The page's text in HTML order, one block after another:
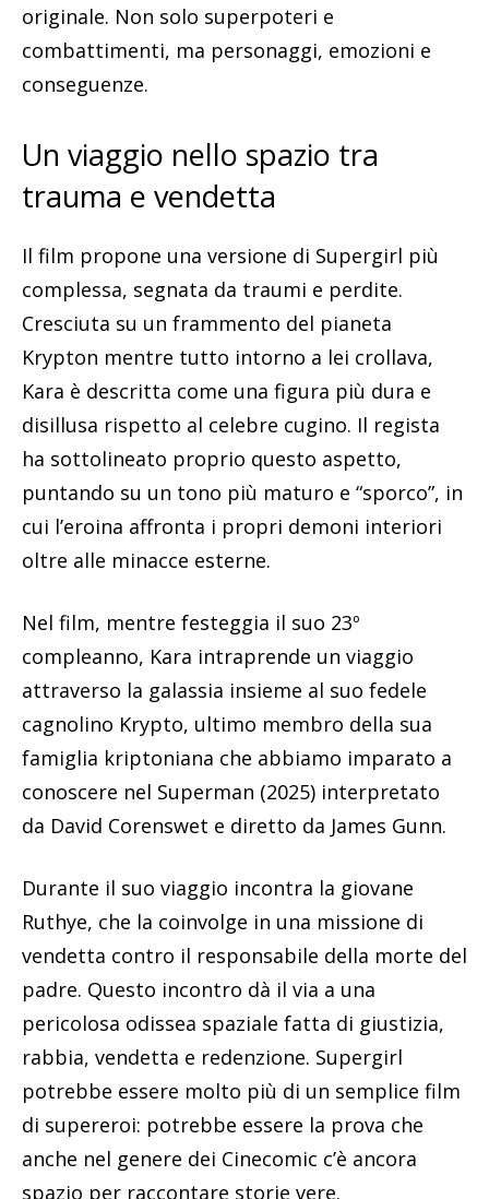
originale. Non solo superpoteri e
combattimenti, ma personaggi, emozioni e
conseguenze.
Un viaggio nello spazio tra
trauma e vendetta
Il film propone una versione di Supergirl più
complessa, segnata da traumi e perdite.
Cresciuta su un frammento del pianeta
Krypton mentre tutto intorno a lei crollava,
Kara è descritta come una figura più dura e
disillusa rispetto al celebre cugino. Il regista
ha sottolineato proprio questo aspetto,
puntando su un tono più maturo e “sporco”, in
cui l’eroina affronta i propri demoni interiori
oltre alle minacce esterne.
Nel film, mentre festeggia il suo 23º
compleanno, Kara intraprende un viaggio
attraverso la galassia insieme al suo fedele
cagnolino Krypto, ultimo membro della sua
famiglia kriptoniana che abbiamo imparato a
conoscere nel Superman (2025) interpretato
da David Corenswet e diretto da James Gunn.
Durante il suo viaggio incontra la giovane
Ruthye, che la coinvolge in una missione di
vendetta contro il responsabile della morte del
padre. Questo incontro dà il via a una
pericolosa odissea spaziale fatta di giustizia,
rabbia, vendetta e redenzione. Supergirl
potrebbe essere molto più di un semplice film
di supereroi: potrebbe essere la prova che
anche nel genere dei Cinecomic c’è ancora
spazio per raccontare storie vere.